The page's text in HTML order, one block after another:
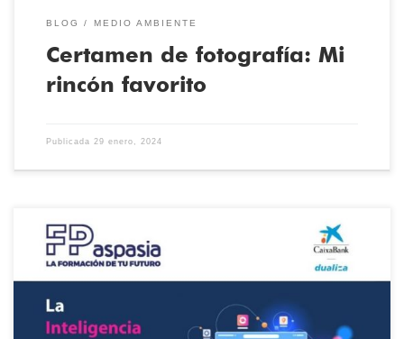
BLOG MEDIO AMBIENTE
Certamen de fotografía: Mi
rincón favorito
Publicada 29 enero, 2024
El proyecto “TutorIA para la evaluación y desarrollo de SES” ha
sido seleccionado como uno de los treinta más innovadores en la
VII Convocatoria de Ayudas Dualiza de CaixaBank Dualiza y
FPEmpresa. FP Aspasia y los centros de formación profesional que